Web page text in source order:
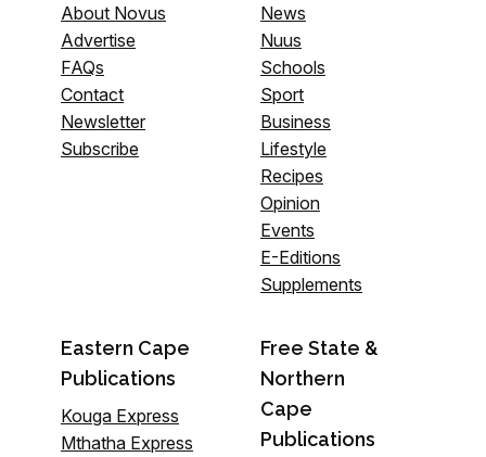
About Novus
Advertise
FAQs
Contact
Newsletter
Subscribe
News
Nuus
Schools
Sport
Business
Lifestyle
Recipes
Opinion
Events
E-Editions
Supplements
Eastern Cape
Publications
Kouga Express
Mthatha Express
Free State &
Northern
Cape
Publications